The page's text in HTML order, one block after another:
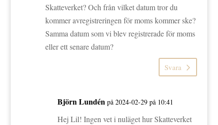
Skatteverket? Och från vilket datum tror du
kommer avregistreringen för moms kommer ske?
Samma datum som vi blev registrerade för moms
eller ett senare datum?
Svara
Björn Lundén på 2024-02-29 på 10:41
Hej Lil! Ingen vet i nuläget hur Skatteverket